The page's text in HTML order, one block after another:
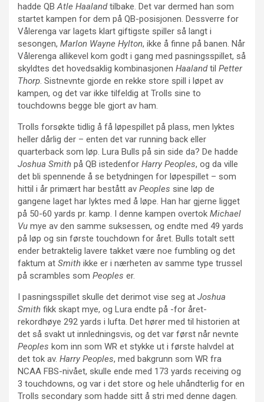
hadde QBAtle Haalandtilbake. Det var dermed han som
startet kampen for dem på QB-posisjonen. Dessverre for
Vålerenga var lagets klart giftigste spiller så langt i
sesongen, Marlon Wayne Hylton, ikke å finne på banen. Når
Vålerenga allikevel kom godt i gang med pasningsspillet, så
skyldtes det hovedsaklig kombinasjonen Haalandtil Petter
Thorp. Sistnevnte gjorde en rekke store spill i løpet av
kampen, og det var ikke tilfeldig at Trolls sine to
touchdowns begge ble gjort av ham.
Trolls forsøkte tidlig å få løpespillet på plass, men lyktes
heller dårlig der – enten det var running back eller
quarterback som løp. Lura Bulls på sin side da? De hadde
Joshua Smith på QB istedenfor Harry Peoples, og da ville
det bli spennende å se betydningen for løpespillet – som
hittil i år primært har bestått av Peoples sine løp de
gangene laget har lyktes med å løpe. Han har gjerne ligget
på 50-60 yards pr. kamp. I denne kampen overtok Michael
Vu mye av den samme suksessen, og endte med 49 yards
på løp og sin første touchdown for året. Bulls totalt sett
ender betraktelig lavere takket være noe fumbling og det
faktum at Smith ikke er i nærheten av samme type trussel
på scrambles som Peoples er.
I pasningsspillet skulle det derimot vise seg at Joshua
Smith fikk skapt mye, og Lura endte på -for året-
rekordhøye 292 yards i lufta. Det hører med til historien at
det så svakt ut innledningsvis, og det var først når nevnte
Peoples kom inn som WR et stykke ut i første halvdel at
det tok av. Harry Peoples, med bakgrunn som WR fra
NCAA FBS-nivået, skulle ende med 173 yards receiving og
3 touchdowns, og var i det store og hele uhåndterlig for en
Trolls secondary som hadde sitt å stri med denne dagen.